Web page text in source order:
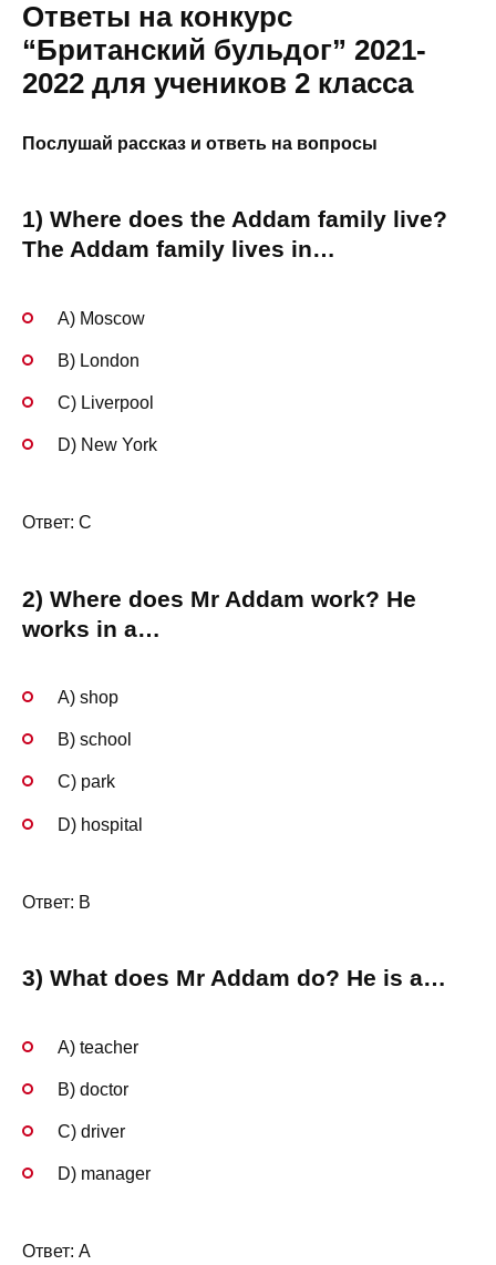
Ответы на конкурс
“Британский бульдог” 2021-
2022 для учеников 2 класса
Послушай рассказ и ответь на вопросы
1) Where does the Addam family live?
The Addam family lives in…
A) Moscow
B) London
C) Liverpool
D) New York
Ответ: С
2) Where does Mr Addam work? He
works in a…
A) shop
B) school
C) park
D) hospital
Ответ: B
3) What does Mr Addam do? He is a…
A) teacher
B) doctor
C) driver
D) manager
Ответ: A